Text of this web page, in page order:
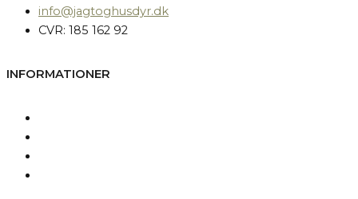
info@jagtoghusdyr.dk
CVR: 185 162 92
INFORMATIONER